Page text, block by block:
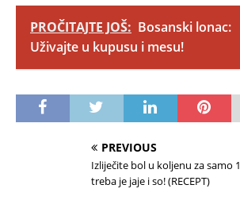
PROČITAJTE JOŠ: Bosanski lonac:
Uživajte u kupusu i mesu!
PREVIOUS
Izliječite bol u koljenu za samo
treba je jaje i so! (RECEPT)